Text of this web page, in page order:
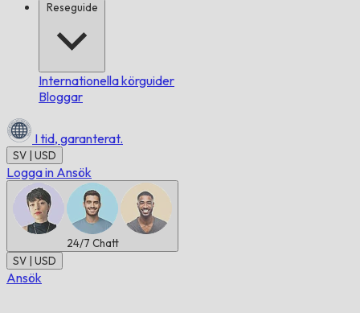
Reseguide
Internationella körguider
Bloggar
I tid, garanterat.
SV | USD
Logga in Ansök
24/7 Chatt
SV | USD
Ansök